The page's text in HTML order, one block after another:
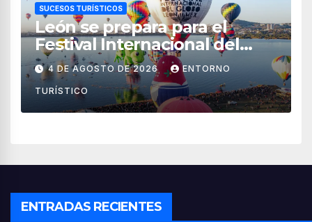
SUCESOS TURÍSTICOS
León se prepara para el
Festival Internacional del
Globo 2026 con pilotos de 25
países
4 DE AGOSTO DE 2026 ENTORNO
TURÍSTICO
ENTRADAS RECIENTES